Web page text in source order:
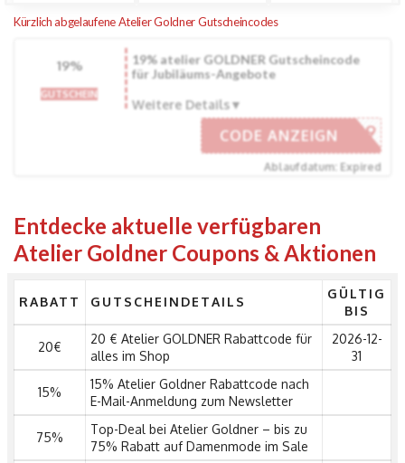
Kürzlich abgelaufene Atelier Goldner Gutscheincodes
19%
GUTSCHEIN
19% atelier GOLDNER Gutscheincode
für Jubiläums-Angebote
Weitere Details
JUBI19
CODE ANZEIGN
Ablaufdatum: Expired
Entdecke aktuelle verfügbaren
Atelier Goldner Coupons & Aktionen
RABATT GUTSCHEINDETAILS
GÜLTIG
BIS
20€
20 € Atelier GOLDNER Rabattcode für
alles im Shop
2026-12-
31
15%
15% Atelier Goldner Rabattcode nach
E-Mail-Anmeldung zum Newsletter
75%
Top-Deal bei Atelier Goldner – bis zu
75% Rabatt auf Damenmode im Sale